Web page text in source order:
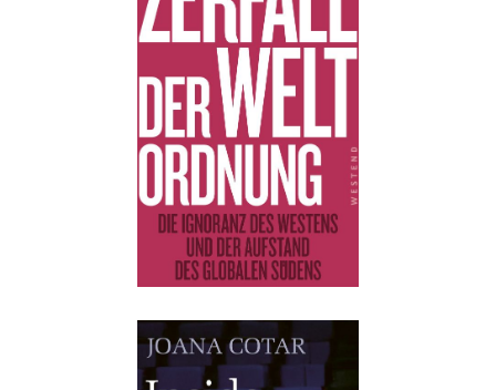
Details
18,00 €
eBook: 14,99 €